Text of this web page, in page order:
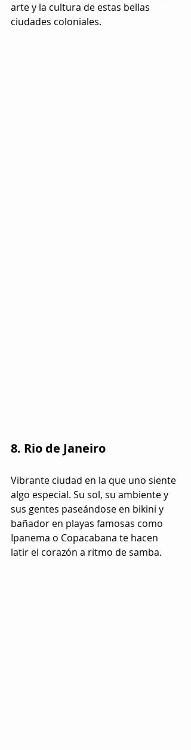
arte y la cultura de estas bellas
ciudades coloniales.
8. Rio de Janeiro
Vibrante ciudad en la que uno siente
algo especial. Su sol, su ambiente y
sus gentes paseándose en bikini y
bañador en playas famosas como
Ipanema o Copacabana te hacen
latir el corazón a ritmo de samba.